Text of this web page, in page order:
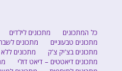
כל המתכונים מתכונים לילדים
מתכונים טבעוניים
מתכונים
מתכונים בצ'יק צ'ק
מתכונים
מתכונים דיאטטים – דיאט דולי